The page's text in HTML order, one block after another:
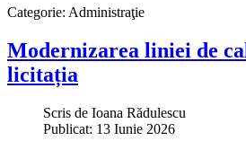
Categorie: Administraţie
Modernizarea liniei de
licitația
Scris de Ioana Rădulescu
Publicat: 13 Iunie 2026